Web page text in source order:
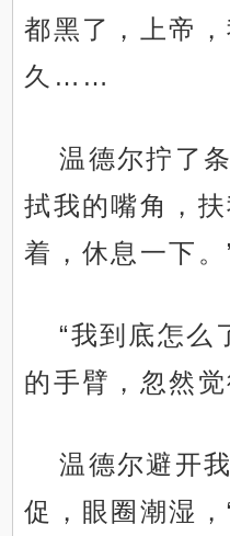
都黑了，上帝
久……
温德尔拧了
拭我的嘴角，
着，休息一下。
“我到底怎么
的手臂，忽然觉
温德尔避开
促，眼圈潮湿